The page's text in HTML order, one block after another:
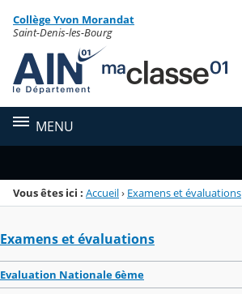
Menu de la rubrique
Contenu
Collège Yvon Morandat
Saint-Denis-les-Bourg
MENU
Vous êtes ici : Accueil› Examens et évaluations
Examens et évaluations
Evaluation Nationale 6ème